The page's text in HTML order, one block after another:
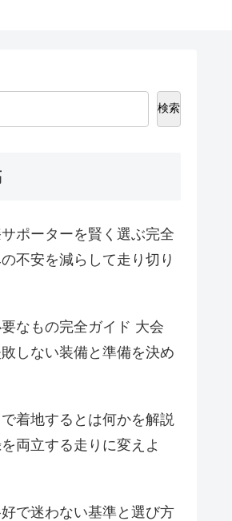
検索
ポーターを賢く選ぶ完全
不安を減らして走り切り
なもの完全ガイド 大会
しない装備と準備を決め
着地するとは何かを解説
を両立する走りに変えよ
で迷わない基準と選び方